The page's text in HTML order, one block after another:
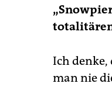
Ich denke,
man nie